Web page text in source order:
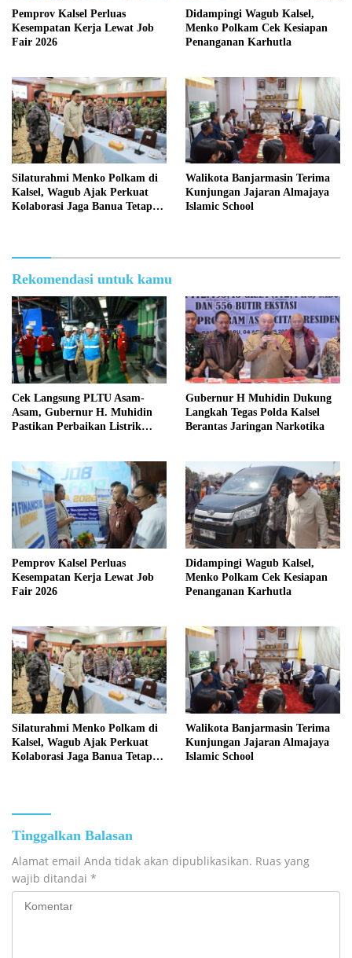
Pemprov Kalsel Perluas
Kesempatan Kerja Lewat Job
Fair 2026
Didampingi Wagub Kalsel,
Menko Polkam Cek Kesiapan
Penanganan Karhutla
Silaturahmi Menko Polkam di
Kalsel, Wagub Ajak Perkuat
Kolaborasi Jaga Banua Tetap
Walikota Banjarmasin Terima
Kunjungan Jajaran Almajaya
Islamic School
Rekomendasi untuk kamu
Cek Langsung PLTU Asam-
Asam, Gubernur H. Muhidin
Pastikan Perbaikan Listrik
Gubernur H Muhidin Dukung
Langkah Tegas Polda Kalsel
Berantas Jaringan Narkotika
Pemprov Kalsel Perluas
Kesempatan Kerja Lewat Job
Fair 2026
Didampingi Wagub Kalsel,
Menko Polkam Cek Kesiapan
Penanganan Karhutla
Silaturahmi Menko Polkam di
Kalsel, Wagub Ajak Perkuat
Kolaborasi Jaga Banua Tetap
Walikota Banjarmasin Terima
Kunjungan Jajaran Almajaya
Islamic School
Tinggalkan Balasan
Alamat email Anda tidak akan dipublikasikan. Ruas yang
wajib ditandai *